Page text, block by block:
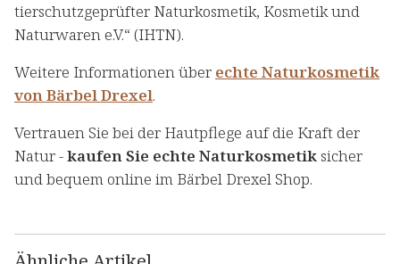
tierschutzgeprüfter Naturkosmetik, Kosmetik und
Naturwaren e.V.“ (IHTN).
Weitere Informationen über echte Naturkosmetik
von Bärbel Drexel.
Vertrauen Sie bei der Hautpflege auf die Kraft der
Natur -kaufen Sie echte Naturkosmetik sicher
und bequem online im Bärbel Drexel Shop.